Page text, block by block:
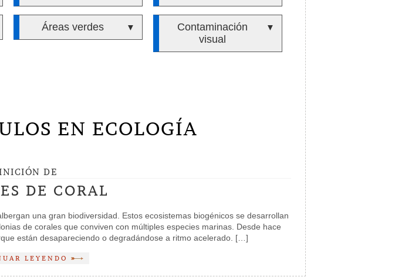
Áreas verdes ▼
Contaminación
visual
▼
EN ECOLOGÍA
DE
DE CORAL
una gran biodiversidad. Estos ecosistemas biogénicos se desarrollan
de corales que conviven con múltiples especies marinas. Desde hace
están desapareciendo o degradándose a ritmo acelerado. […]
LEYENDO